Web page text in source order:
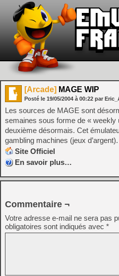
[Arcade] MAGE WIP
Posté le 19/05/2004 à 00:22 par
Les sources de MAGE sont
semaines sous forme de « weekly
deuxième désormais. Cet
gambling machines (jeux d’argent).
Site Officiel
En savoir plus…
Commentaire ¬
Votre adresse e-mail ne sera pas
obligatoires sont indiqués avec *